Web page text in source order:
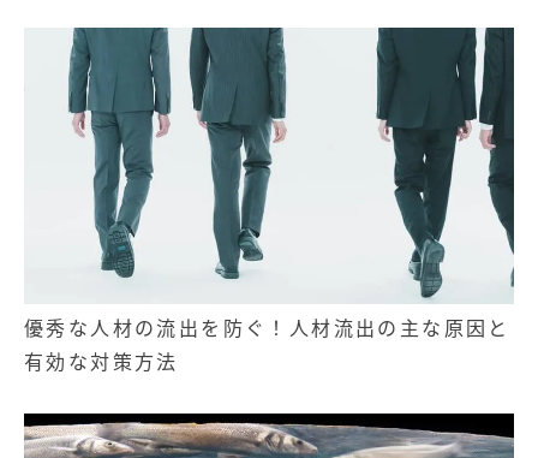
優秀な人材の流出を防ぐ！人材流出の主な原因と
有効な対策方法